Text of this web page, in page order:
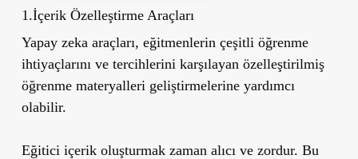
1.İçerik Özelleştirme Araçları
Yapay zeka araçları, eğitmenlerin çeşitli öğrenme
ihtiyaçlarını ve tercihlerini karşılayan özelleştirilmiş
öğrenme materyalleri geliştirmelerine yardımcı
olabilir.
Eğitici içerik oluşturmak zaman alıcı ve zordur. Bu